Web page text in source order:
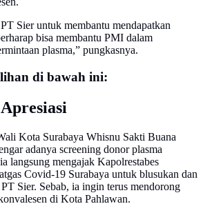
Sier untuk membantu mendapatkan
bisa membantu PMI dalam
plasma,” pungkasnya.
di bawah ini:
Kota Surabaya Whisnu Sakti Buana
adanya screening donor plasma
langsung mengajak Kapolrestabes
Covid-19 Surabaya untuk blusukan dan
Sier. Sebab, ia ingin terus mendorong
di Kota Pahlawan.